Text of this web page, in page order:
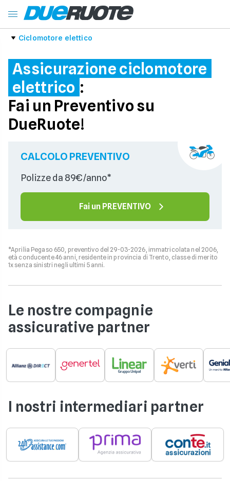
Ciclomotore elettico
Assicurazione ciclomotore
elettrico :
Fai un Preventivo su
DueRuote!
CALCOLO PREVENTIVO
Polizze da 89€/anno*
Fai un PREVENTIVO
*Aprilia Pegaso 650, preventivo del 29-03-2026, immatricolata nel 2006,
età conducente 46 anni, residente in provincia di Trento, classe di merito
1x senza sinistri negli ultimi 5 anni.
Le nostre compagnie
assicurative partner
I nostri intermediari partner